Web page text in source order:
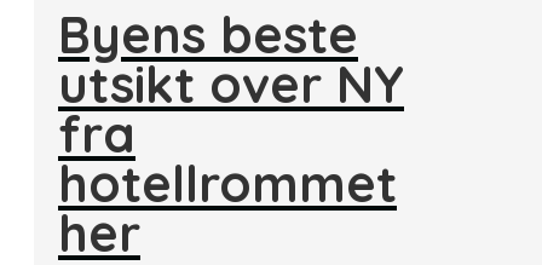
Byens beste
utsikt over NY
fra
hotellrommet
her